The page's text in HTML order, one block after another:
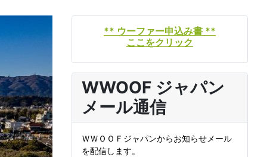
** ウーファー申込み書 **
ここをクリック
WWOOF ジャパン
メール通信
ＷＷＯＯＦジャパンからお知らせメール
を配信します。